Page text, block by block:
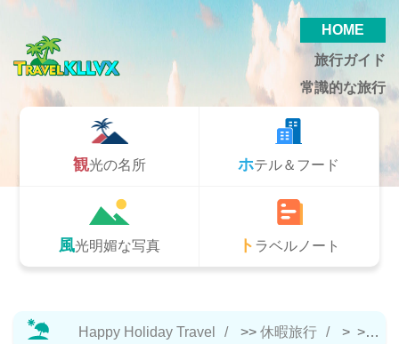
HOME
旅行ガイド
常識的な旅行
観光の名所 ホテル＆フード
風光明媚な写真 トラベルノート
Happy Holiday Travel >> 休暇旅行 > >> 旅